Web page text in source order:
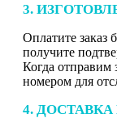
3.
Оплатите заказ
получите
Когда отправим
номером для
4.